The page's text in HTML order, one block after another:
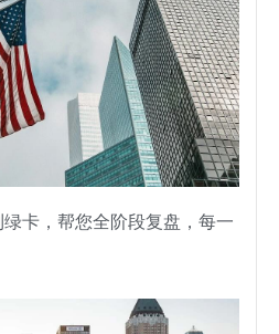
卡，帮您全阶段复盘，每一